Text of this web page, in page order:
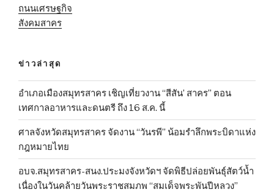
ถนนเศรษฐกิจ
สังคมสาคร
ข่าวล่าสุด
อำเภอเมืองสมุทรสาคร เชิญเที่ยวงาน “สีสัน’ สาคร” ตอน
เทศกาลอาหารและดนตรี ถึง 16 ส.ค. นี้
ศาลจังหวัดสมุทรสาคร จัดงาน “วันรพี” น้อมรำลึกพระบิดาแห่ง
กฎหมายไทย
อบจ.สมุทรสาคร-สนง.ประมงจังหวัดฯ จัดพิธีปล่อยพันธุ์สัตว์น้ำ
เนื่องในวันคล้ายวันพระราชสมภพ “สมเด็จพระพันปีหลวง”